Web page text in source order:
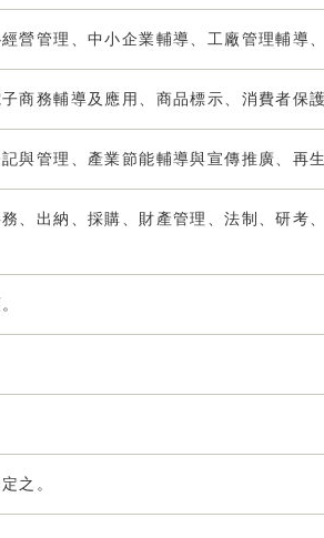
營管理、中小企業輔導、工廠管理輔導
商務輔導及應用、商品標示、消費者保
與管理、產業節能輔導與宣傳推廣、再
、出納、採購、財產管理、法制、研考
之。